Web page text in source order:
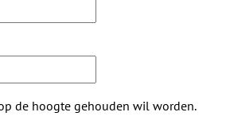
de hoogte gehouden wil worden.